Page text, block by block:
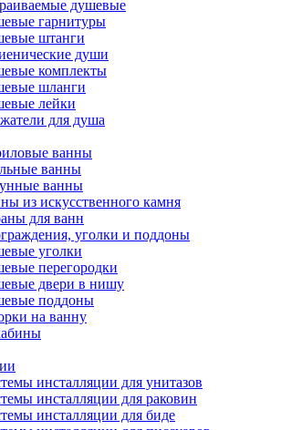
душевые
гарнитуры
штанги
души
комплекты
шланги
лейки
для душа
ванны
ванны
ванны
из искусственного камня
для ванн
уголки и поддоны
уголки
перегородки
двери в нишу
поддоны
на ванну
инсталляции для унитазов
инсталляции для раковин
инсталляции для биде